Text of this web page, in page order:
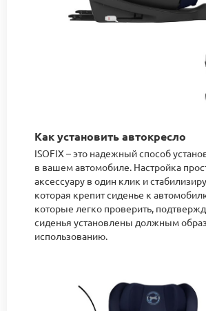
Как установить автокресло
ISOFIX – это надежный способ
в вашем автомобиле. Настройка
аксессуару в один клик и
которая крепит сиденье к
которые легко проверить,
сиденья установлены должным
использованию.